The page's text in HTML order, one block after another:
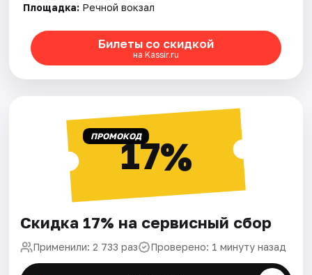
Площадка: Речной вокзал
Билеты со скидкой
на Kassir.ru
ПРОМОКОД17%
Скидка 17% на сервисный сбор
Применили: 2 733 раз Проверено: 1 минуту назад